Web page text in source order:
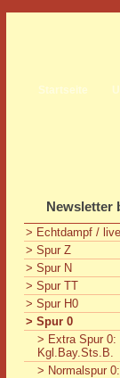
Startseite
Newsletter
> Echtdampf /
> Spur Z
> Spur N
> Spur TT
> Spur H0
> Spur 0
> Extra Spur 0:
Kgl.Bay.Sts.B.
> Normalspur 0: